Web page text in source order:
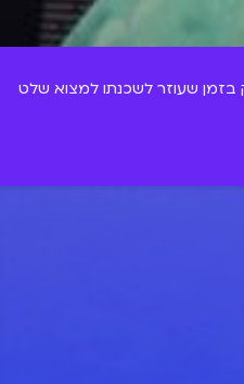
בזמן שעוזר לשכנתו למצוא שלט